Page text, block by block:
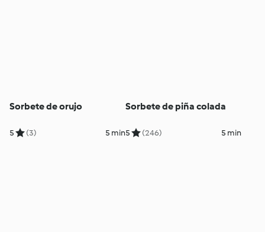
Sorbete de orujo
5 (3) 5 min
Sorbete de piña colada
5 (246) 5 min